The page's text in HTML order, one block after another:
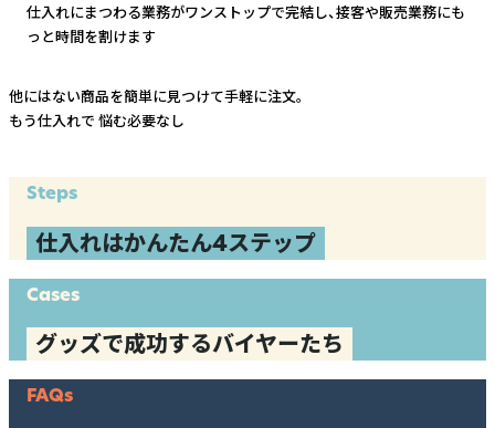
仕入れにまつわる業務がワンストップで完結し、接客や販売業務にも
っと時間を割けます
他にはない商品を簡単に見つけて手軽に注文。
もう仕入れで 悩む必要なし
Steps
仕入れはかんたん4ステップ
Cases
グッズで成功するバイヤーたち
FAQs